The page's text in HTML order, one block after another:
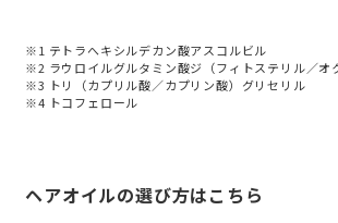
※1 テトラへキシルデカン酸アスコルビル
※2 ラウロイルグルタミン酸ジ（フィトステリル／オ
※3 トリ（カプリル酸／カプリン酸）グリセリル
※4 トコフェロール
ヘアオイルの選び方はこちら